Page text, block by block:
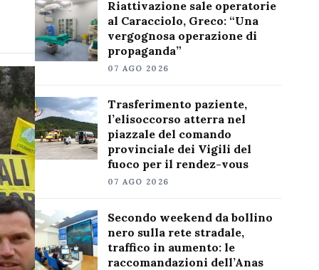
Riattivazione sale operatorie
al Caracciolo, Greco: “Una
vergognosa operazione di
propaganda”
07 AGO 2026
Trasferimento paziente,
l’elisoccorso atterra nel
piazzale del comando
provinciale dei Vigili del
fuoco per il rendez-vous
07 AGO 2026
Secondo weekend da bollino
nero sulla rete stradale,
traffico in aumento: le
raccomandazioni dell’Anas